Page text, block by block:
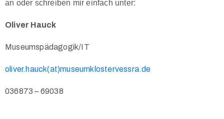
an oder schreiben mir einfach unter:
Oliver Hauck
Museumspädagogik/IT
oliver.hauck(at)museumklostervessra.de
036873 – 69038